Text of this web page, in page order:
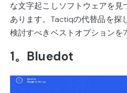
な文字起こしソフトウェアを
あります。Tactiqの代替品を探
検討すべきベストオプションを
1。Bluedot